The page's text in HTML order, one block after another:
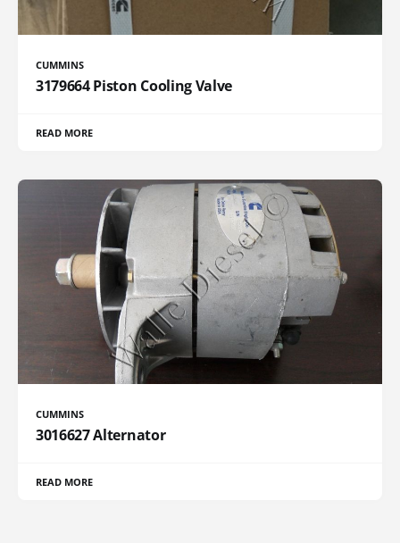
CUMMINS
3179664 Piston Cooling Valve
READ MORE
CUMMINS
3016627 Alternator
READ MORE